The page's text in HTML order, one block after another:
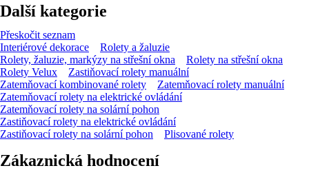
Další kategorie
Přeskočit seznam
Interiérové dekorace
Rolety a žaluzie
Rolety, žaluzie, markýzy na střešní okna
Rolety na střešní okna
Rolety Velux
Zastiňovací rolety manuální
Zatemňovací kombinované rolety
Zatemňovací rolety manuální
Zatemňovací rolety na elektrické ovládání
Zatemňovací rolety na solární pohon
Zastiňovací rolety na elektrické ovládání
Zastiňovací rolety na solární pohon
Plisované rolety
Zákaznická hodnocení